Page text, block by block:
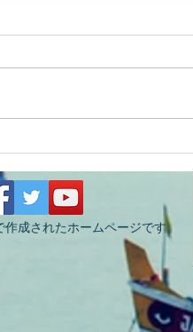
2026/07/12涸沼
成されたホームページです。